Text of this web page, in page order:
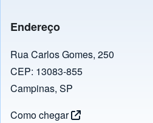
Endereço
Rua Carlos Gomes, 250
CEP: 13083-855
Campinas, SP
Como chegar